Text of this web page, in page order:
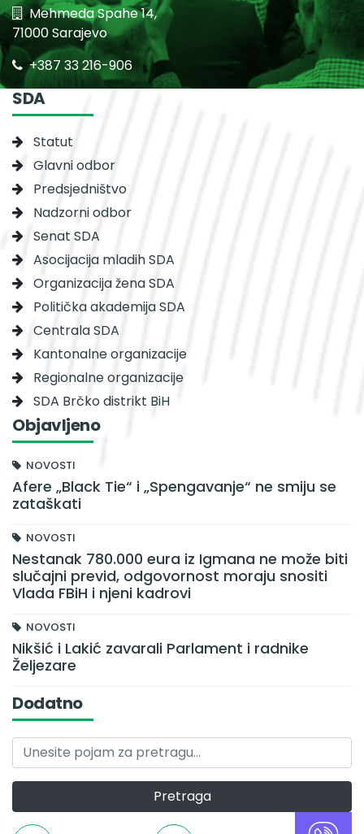
Mehmeda Spahe 14,
71000 Sarajevo
+387 33 216-906
SDA
Statut
Glavni odbor
Predsjedništvo
Nadzorni odbor
Senat SDA
Asocijacija mladih SDA
Organizacija žena SDA
Politička akademija SDA
Centrala SDA
Kantonalne organizacije
Regionalne organizacije
SDA Brčko distrikt BiH
Objavljeno
NOVOSTI
Afere „Black Tie“ i „Spengavanje“ ne smiju se
zataškati
NOVOSTI
Nestanak 780.000 eura iz Igmana ne može biti
slučajni previd, odgovornost moraju snositi
Vlada FBiH i njeni kadrovi
NOVOSTI
Nikšić i Lakić zavarali Parlament i radnike
Željezare
Dodatno
Pretraga